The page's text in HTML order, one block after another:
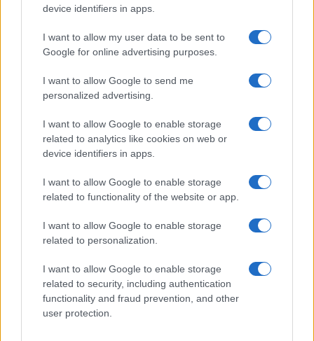
device identifiers in apps.
I want to allow my user data to be sent to
Google for online advertising purposes.
I want to allow Google to send me
personalized advertising.
I want to allow Google to enable storage
related to analytics like cookies on web or
device identifiers in apps.
I want to allow Google to enable storage
related to functionality of the website or app.
I want to allow Google to enable storage
related to personalization.
I want to allow Google to enable storage
related to security, including authentication
functionality and fraud prevention, and other
user protection.
B2B NEWS
europea sulla prelazione nei project financing
Martina Marchesi · 5 Lug 2026
PIÙ LETTI